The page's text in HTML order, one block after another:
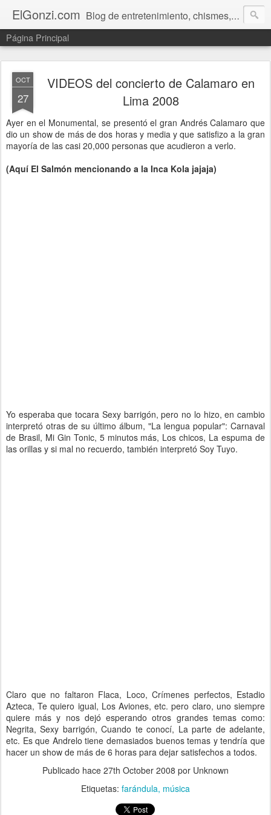
ElGonzi.com Blog de entretenimiento, chismes, humor, farándula, curiosidades, ovnis, noticias calientes, fotos, videos, paranormal y ¡más!
Página Principal
OCT
27
VIDEOS del concierto de Calamaro en
Lima 2008
Ayer en el Monumental, se presentó el gran Andrés Calamaro que
dio un show de más de dos horas y media y que satisfizo a la gran
mayoría de las casi 20,000 personas que acudieron a verlo.
(Aquí El Salmón mencionando a la Inca Kola jajaja)
Yo esperaba que tocara Sexy barrigón, pero no lo hizo, en cambio
interpretó otras de su último álbum, "La lengua popular": Carnaval
de Brasil, Mi Gin Tonic, 5 minutos más, Los chicos, La espuma de
las orillas y si mal no recuerdo, también interpretó Soy Tuyo.
Claro que no faltaron Flaca, Loco, Crímenes perfectos, Estadio
Azteca, Te quiero igual, Los Aviones, etc. pero claro, uno siempre
quiere más y nos dejó esperando otros grandes temas como:
Negrita, Sexy barrigón, Cuando te conocí, La parte de adelante,
etc. Es que Andrelo tiene demasiados buenos temas y tendría que
hacer un show de más de 6 horas para dejar satisfechos a todos.
Publicado hace 27th October 2008 por Unknown
Etiquetas: farándula música